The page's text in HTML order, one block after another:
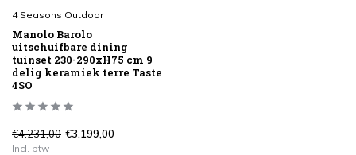
4 Seasons Outdoor
Manolo Barolo
uitschuifbare dining
tuinset 230-290xH75 cm 9
delig keramiek terre Taste
4SO
€4.231,00 €3.199,00
Incl. btw